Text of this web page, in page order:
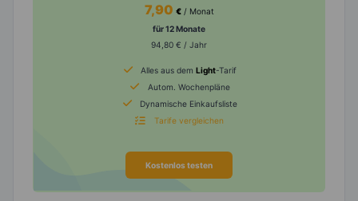
7,90 € / Monat
für 12 Monate
94,80 € / Jahr
Alles aus dem Light-Tarif
Autom. Wochenpläne
Dynamische Einkaufsliste
Tarife vergleichen
Kostenlos testen